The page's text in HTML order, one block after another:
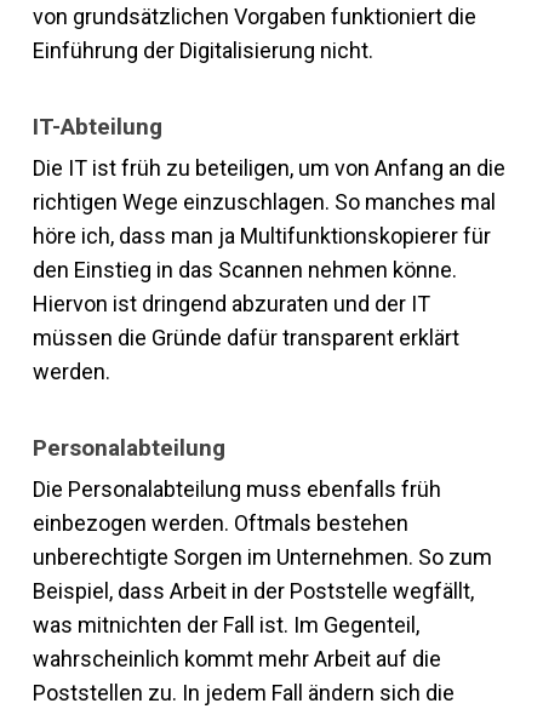
von grundsätzlichen Vorgaben funktioniert die
Einführung der Digitalisierung nicht.
IT-Abteilung
Die IT ist früh zu beteiligen, um von Anfang an die
richtigen Wege einzuschlagen. So manches mal
höre ich, dass man ja Multifunktionskopierer für
den Einstieg in das Scannen nehmen könne.
Hiervon ist dringend abzuraten und der IT
müssen die Gründe dafür transparent erklärt
werden.
Personalabteilung
Die Personalabteilung muss ebenfalls früh
einbezogen werden. Oftmals bestehen
unberechtigte Sorgen im Unternehmen. So zum
Beispiel, dass Arbeit in der Poststelle wegfällt,
was mitnichten der Fall ist. Im Gegenteil,
wahrscheinlich kommt mehr Arbeit auf die
Poststellen zu. In jedem Fall ändern sich die